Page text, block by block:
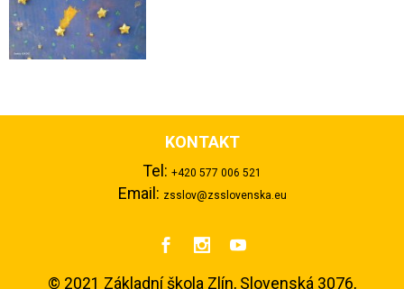
KONTAKT
Tel: +420 577 006 521
Email: zsslov@zsslovenska.eu
  
© 2021 Základní škola Zlín, Slovenská 3076,